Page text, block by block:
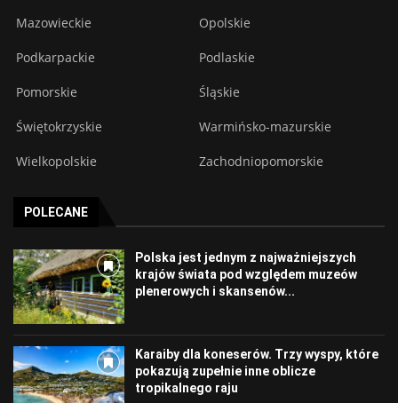
Mazowieckie Opolskie
Podkarpackie Podlaskie
Pomorskie Śląskie
Świętokrzyskie Warmińsko-mazurskie
Wielkopolskie Zachodniopomorskie
POLECANE
Polska jest jednym z najważniejszych
krajów świata pod względem muzeów
plenerowych i skansenów...
Karaiby dla koneserów. Trzy wyspy, które
pokazują zupełnie inne oblicze
tropikalnego raju